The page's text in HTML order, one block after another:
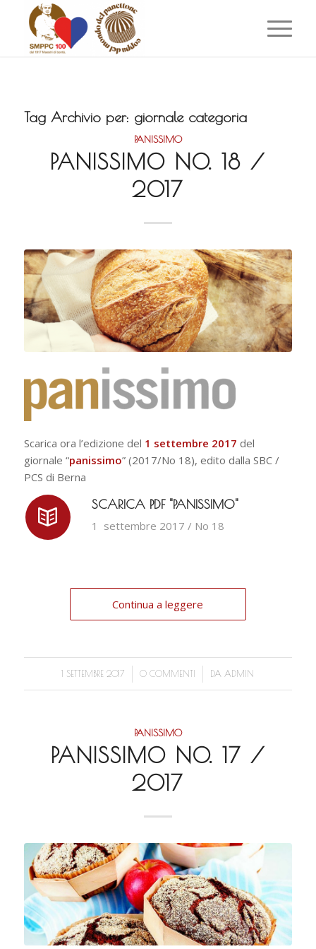
Tag Archivio per: giornale categoria
PANISSIMO
PANISSIMO NO. 18 /
2017
Scarica ora l’edizione del 1 settembre 2017 del
giornale “panissimo” (2017/No 18), edito dalla SBC /
PCS di Berna
SCARICA PDF "PANISSIMO"
1 settembre 2017 / No 18
Continua a leggere
1 SETTEMBRE 2017
/ 0 COMMENTI
/ DAADMIN
PANISSIMO
PANISSIMO NO. 17 /
2017